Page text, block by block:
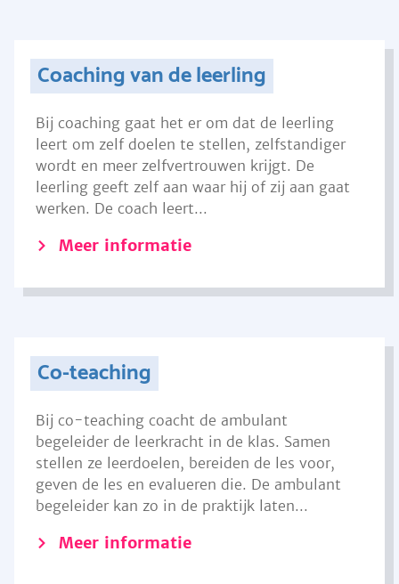
Coaching van de leerling
Bij coaching gaat het er om dat de leerling
leert om zelf doelen te stellen, zelfstandiger
wordt en meer zelfvertrouwen krijgt. De
leerling geeft zelf aan waar hij of zij aan gaat
werken. De coach leert...
Meer informatie
Co-teaching
Bij co-teaching coacht de ambulant
begeleider de leerkracht in de klas. Samen
stellen ze leerdoelen, bereiden de les voor,
geven de les en evalueren die. De ambulant
begeleider kan zo in de praktijk laten...
Meer informatie